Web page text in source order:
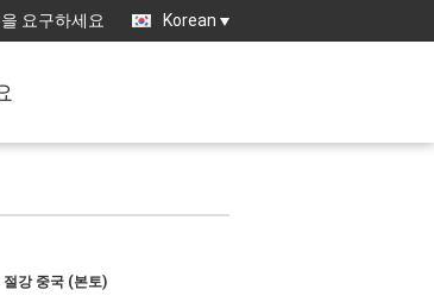
요구하세요 Korean
절강 중국 (본토)